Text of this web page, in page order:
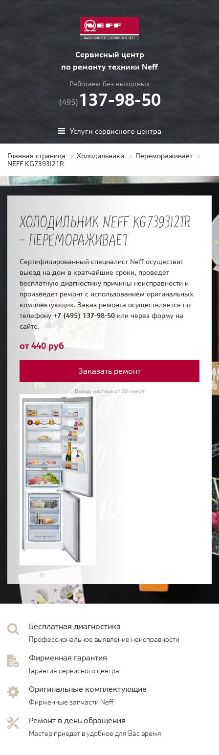
Сервисный центр
по ремонту техники Neff
Работаем без выходных
(495) 137-98-50
Услуги сервисного центра
Главная страница Холодильники
Перемораживает
NEFF KG7393I21R
ХОЛОДИЛЬНИК NEFF KG7393I21R
- ПЕРЕМОРАЖИВАЕТ
Сертифицированный специалист Neff осуществит
выезд на дом в кратчайшие сроки, проведет
бесплатную диагностику причины неисправности и
произведет ремонт с использованием оригинальных
комплектующих. Заказ ремонта осуществляется по
телефону +7 (495) 137-98-50 или через форму на
сайте.
от 440 руб
Заказать ремонт
Выезд мастера от 30 минут
Бесплатная диагностика
Профессиональное выявление неисправности
Фирменная гарантия
Гарантия сервисного центра
Оригинальные комплектующие
Фирменные запчасти Neff
Ремонт в день обращения
Мастер приедет в удобное для Вас время